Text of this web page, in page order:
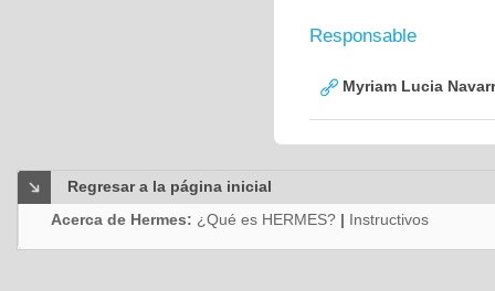
Responsable
Myriam Lucia
Regresar a la página inicial
Acerca de Hermes: ¿Qué es HERMES? | Instructivos